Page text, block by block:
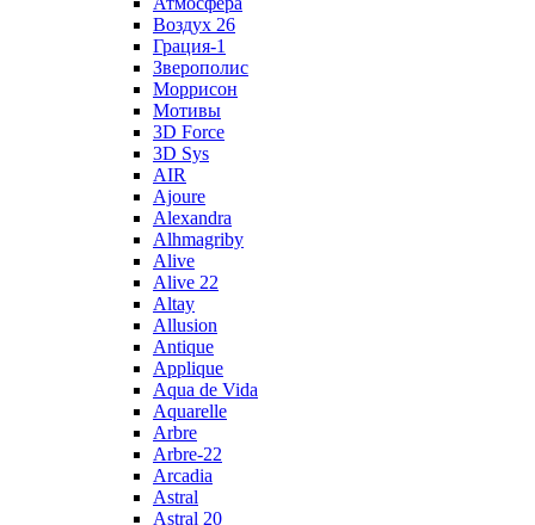
Воздух 26
Грация-1
Зверополис
Моррисон
Мотивы
3D Force
3D Sys
AIR
Ajoure
Alexandra
Alhmagriby
Alive
Alive 22
Altay
Allusion
Antique
Applique
Aqua de Vida
Aquarelle
Arbre
Arbre-22
Arcadia
Astral
Astral 20